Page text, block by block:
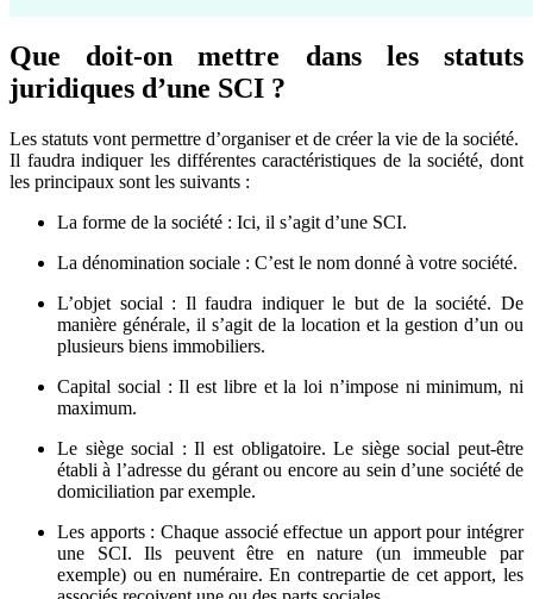
Que doit-on mettre dans les statuts
juridiques d’une SCI ?
Les statuts vont permettre d’organiser et de créer la vie de la société.
Il faudra indiquer les différentes caractéristiques de la société, dont
les principaux sont les suivants :
La forme de la société : Ici, il s’agit d’une SCI.
La dénomination sociale : C’est le nom donné à votre société.
L’objet social : Il faudra indiquer le but de la société. De
manière générale, il s’agit de la location et la gestion d’un ou
plusieurs biens immobiliers.
Capital social : Il est libre et la loi n’impose ni minimum, ni
maximum.
Le siège social : Il est obligatoire. Le siège social peut-être
établi à l’adresse du gérant ou encore au sein d’une société de
domiciliation par exemple.
Les apports : Chaque associé effectue un apport pour intégrer
une SCI. Ils peuvent être en nature (un immeuble par
exemple) ou en numéraire. En contrepartie de cet apport, les